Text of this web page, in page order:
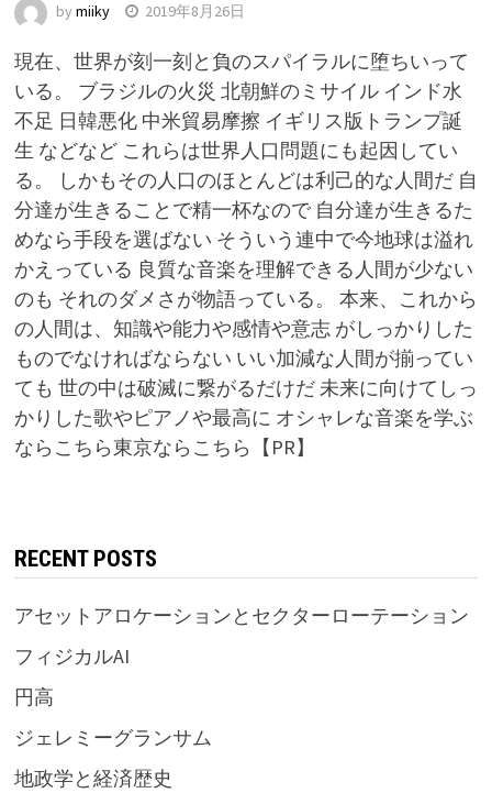
by miiky 2019年8月26日
現在、世界が刻一刻と負のスパイラルに堕ちいって
いる。 ブラジルの火災 北朝鮮のミサイル インド水
不足 日韓悪化 中米貿易摩擦 イギリス版トランプ誕
生 などなど これらは世界人口問題にも起因してい
る。 しかもその人口のほとんどは利己的な人間だ 自
分達が生きることで精一杯なので 自分達が生きるた
めなら手段を選ばない そういう連中で今地球は溢れ
かえっている 良質な音楽を理解できる人間が少ない
のも それのダメさが物語っている。 本来、これから
の人間は、知識や能力や感情や意志 がしっかりした
ものでなければならない いい加減な人間が揃ってい
ても 世の中は破滅に繋がるだけだ 未来に向けてしっ
かりした歌やピアノや最高に オシャレな音楽を学ぶ
ならこちら東京ならこちら【PR】
RECENT POSTS
アセットアロケーションとセクターローテーション
フィジカルAI
円高
ジェレミーグランサム
地政学と経済歴史